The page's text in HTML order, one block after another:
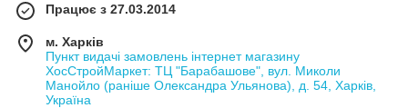
Працює з 27.03.2014
м. Харків
Пункт видачі замовлень інтернет магазину
ХосСтройМаркет: ТЦ "Барабашове", вул. Миколи
Манойло (раніше Олександра Ульянова), д. 54, Харків,
Україна